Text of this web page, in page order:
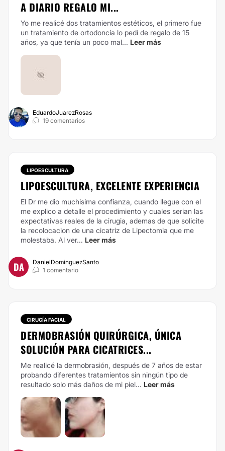
A DIARIO REGALO MI...
Yo me realicé dos tratamientos estéticos, el primero fue
un tratamiento de ortodoncia lo pedí de regalo de 15
años, ya que tenía un poco mal... Leer más
EduardoJuarezRosas
19 comentarios
LIPOESCULTURA
LIPOESCULTURA, EXCELENTE EXPERIENCIA
El Dr me dio muchisima confianza, cuando llegue con el
me explico a detalle el procedimiento y cuales serian las
expectativas reales de la cirugia, ademas de que solicite
la recolocacion de una cicatriz de Lipectomia que me
molestaba. Al ver... Leer más
DA
DanielDominguezSanto
1 comentario
CIRUGÍA FACIAL
DERMOBRASIÓN QUIRÚRGICA, ÚNICA
SOLUCIÓN PARA CICATRICES...
Me realicé la dermobrasión, después de 7 años de estar
probando diferentes tratamientos sin ningún tipo de
resultado solo más daños de mi piel... Leer más